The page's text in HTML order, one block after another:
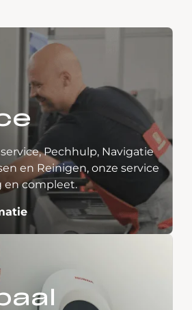
Pechhulp, Navigatie
en Reinigen, onze service
en compleet.